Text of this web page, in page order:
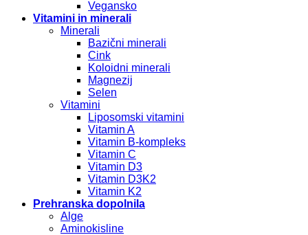
Vegansko
Vitamini in minerali
Minerali
Bazični minerali
Cink
Koloidni minerali
Magnezij
Selen
Vitamini
Liposomski vitamini
Vitamin A
Vitamin B-kompleks
Vitamin C
Vitamin D3
Vitamin D3K2
Vitamin K2
Prehranska dopolnila
Alge
Aminokisline